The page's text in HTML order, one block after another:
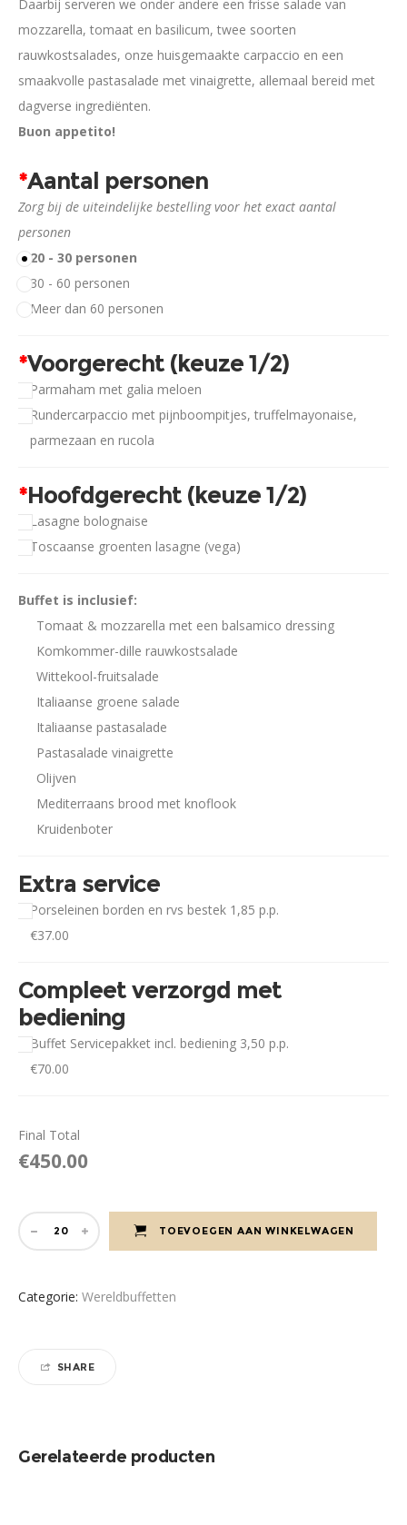
Daarbij serveren we onder andere een frisse salade van
mozzarella, tomaat en basilicum, twee soorten
rauwkostsalades, onze huisgemaakte carpaccio en een
smaakvolle pastasalade met vinaigrette, allemaal bereid met
dagverse ingrediënten.
Buon appetito!
*Aantal personen
Zorg bij de uiteindelijke bestelling voor het exact aantal
personen
20 - 30 personen
30 - 60 personen
Meer dan 60 personen
*Voorgerecht (keuze 1/2)
Parmaham met galia meloen
Rundercarpaccio met pijnboompitjes, truffelmayonaise,
parmezaan en rucola
*Hoofdgerecht (keuze 1/2)
Lasagne bolognaise
Toscaanse groenten lasagne (vega)
Buffet is inclusief:
Tomaat & mozzarella met een balsamico dressing
Komkommer-dille rauwkostsalade
Wittekool-fruitsalade
Italiaanse groene salade
Italiaanse pastasalade
Pastasalade vinaigrette
Olijven
Mediterraans brood met knoflook
Kruidenboter
Extra service
Porseleinen borden en rvs bestek 1,85 p.p.
€37.00
Compleet verzorgd met
bediening
Buffet Servicepakket incl. bediening 3,50 p.p.
€70.00
Final Total
€450.00
TOEVOEGEN AAN WINKELWAGEN
Categorie: Wereldbuffetten
SHARE
Gerelateerde producten